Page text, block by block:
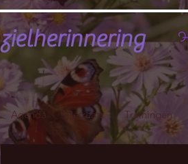
zielherinnering
Agenda Retreats Trainingen